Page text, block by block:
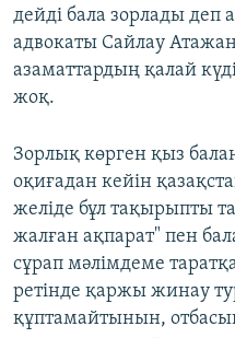
дейді бала зорлады деп
адвокаты Сайлау
азаматтардың қалай
жоқ.
Зорлық көрген қыз
оқиғадан кейін
желіде бұл тақырыпты
жалған ақпарат" пен
сұрап мәлімдеме
ретінде қаржы жинау
құптамайтынын,